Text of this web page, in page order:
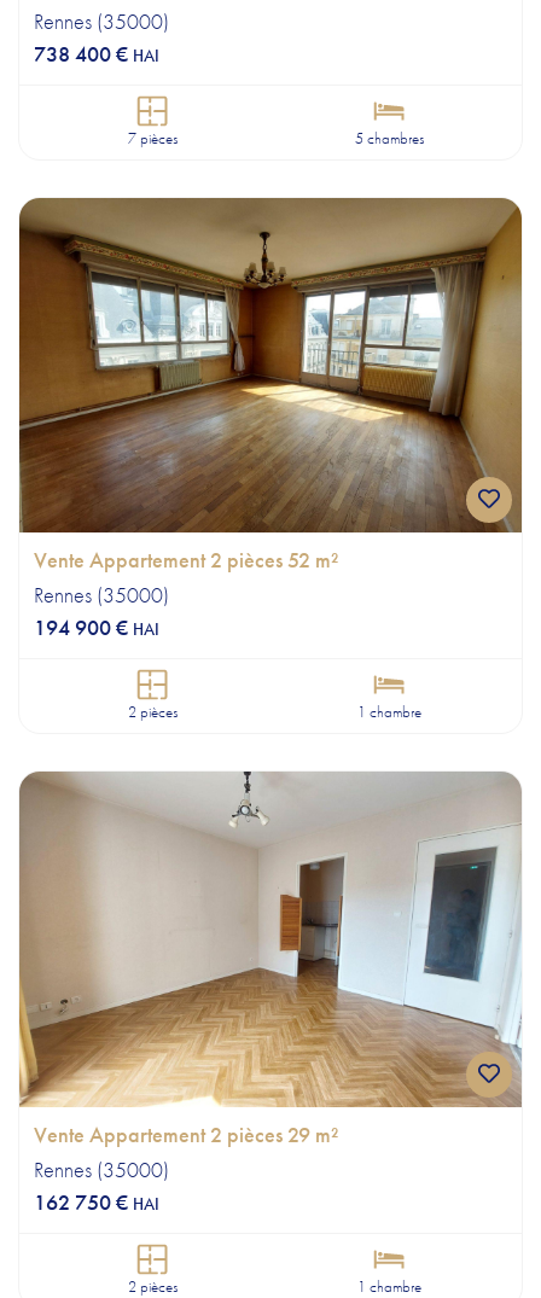
Rennes (35000)
738 400 € HAI
7 pièces 5 chambres
Vente Appartement 2 pièces 52 m²
Rennes (35000)
194 900 € HAI
2 pièces 1 chambre
Vente Appartement 2 pièces 29 m²
Rennes (35000)
162 750 € HAI
2 pièces 1 chambre